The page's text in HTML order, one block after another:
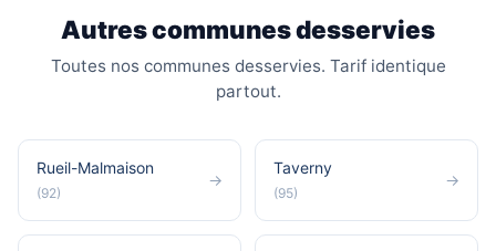
Autres communes desservies
Toutes nos communes desservies. Tarif identique
partout.
Rueil-Malmaison
(92)
→
Taverny
(95)
→